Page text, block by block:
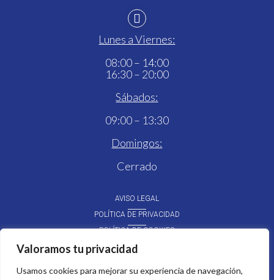
Valoramos tu privacidad
Usamos cookies para mejorar su experiencia de navegación,

Lunes a Viernes:
08:00 – 14:00
16:30 – 20:00
Sábados:
09:00 – 13:30
Domingos:
Cerrado
AVISO LEGAL
POLÍTICA DE PRIVACIDAD
POLÍTICA DE COOKIES
POLÍTICA DE ACCESIBILIDAD
Diseñado por